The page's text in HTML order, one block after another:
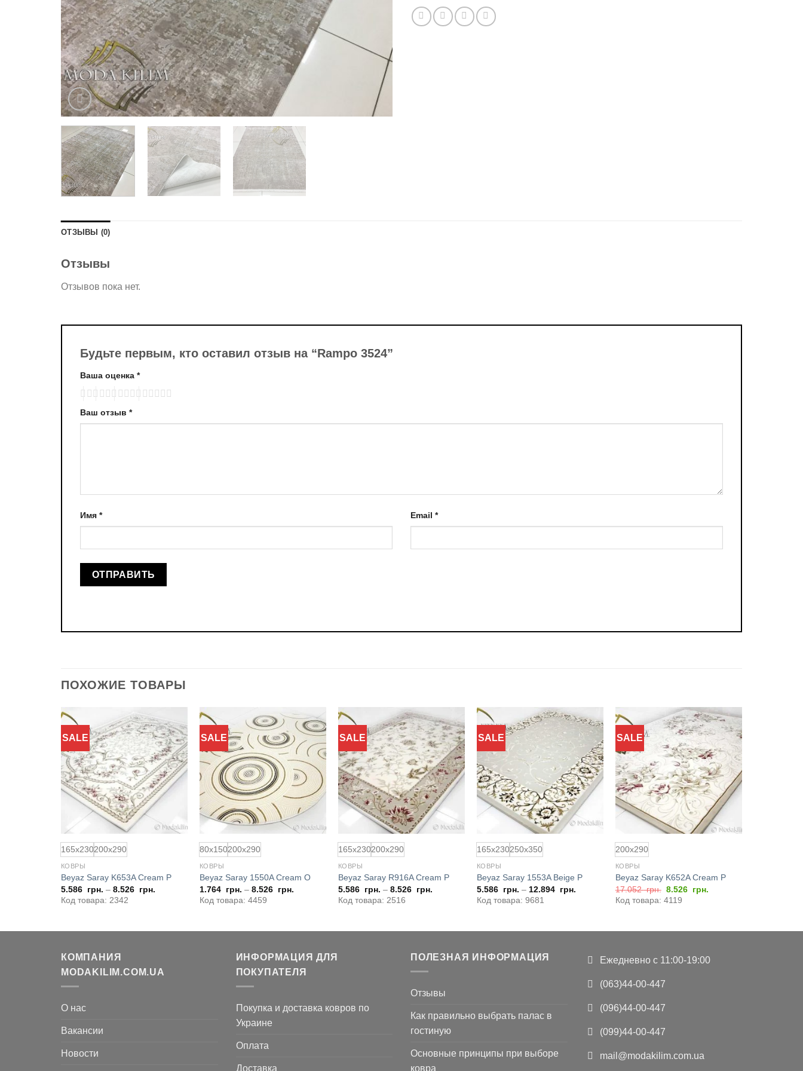
ОТЗЫВЫ (0)
Отзывы
Отзывов пока нет.
Будьте первым, кто оставил отзыв на “Rampo 3524”
Ваша оценка *
Ваш отзыв *
Имя * Email *
ПОХОЖИЕ ТОВАРЫ
SALE
Добавить
в
избранное
165x230200x290
КОВРЫ
Beyaz Saray K653A Cream P
5.586 грн. – 8.526 грн.
Код товара: 2342
SALE
Добавить
в
избранное
80x150200x290
КОВРЫ
Beyaz Saray 1550A Cream O
1.764 грн. – 8.526 грн.
Код товара: 4459
SALE
Добавить
в
избранное
165x230200x290
КОВРЫ
Beyaz Saray R916A Cream P
5.586 грн. – 8.526 грн.
Код товара: 2516
SALE
Добавить
избранное
165x230250x350
КОВРЫ
Beyaz Saray 1553A Beige P
5.586 грн. – 12.894 грн.
Код товара: 9681
SALE
Добавить
в
избранное
200x290
КОВРЫ
Beyaz Saray K652A Cream P
17.052грн. Первоначальная
цена
составляла
8.526 грн.
Код товара: 4119
КОМПАНИЯ
MODAKILIM.COM.UA
О нас
Вакансии
Новости
ИНФОРМАЦИЯ ДЛЯ
ПОКУПАТЕЛЯ
Покупка и доставка ковров по
Украине
Оплата
Доставка
ПОЛЕЗНАЯ ИНФОРМАЦИЯ
Отзывы
Как правильно выбрать палас в
гостиную
Основные принципы при выборе
ковра
Ежедневно с 11:00-19:00
(063)44-00-447
(096)44-00-447
(099)44-00-447
mail@modakilim.com.ua